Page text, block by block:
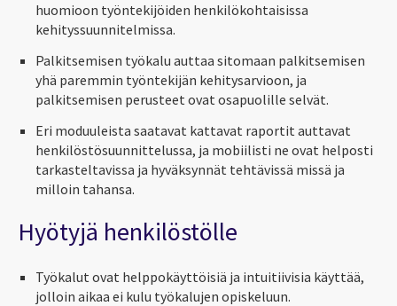
huomioon työntekijöiden henkilökohtaisissa
kehityssuunnitelmissa.
Palkitsemisen työkalu auttaa sitomaan palkitsemisen
yhä paremmin työntekijän kehitysarvioon, ja
palkitsemisen perusteet ovat osapuolille selvät.
Eri moduuleista saatavat kattavat raportit auttavat
henkilöstösuunnittelussa, ja mobiilisti ne ovat helposti
tarkasteltavissa ja hyväksynnät tehtävissä missä ja
milloin tahansa.
Hyötyjä henkilöstölle
Työkalut ovat helppokäyttöisiä ja intuitiivisia käyttää,
jolloin aikaa ei kulu työkalujen opiskeluun.